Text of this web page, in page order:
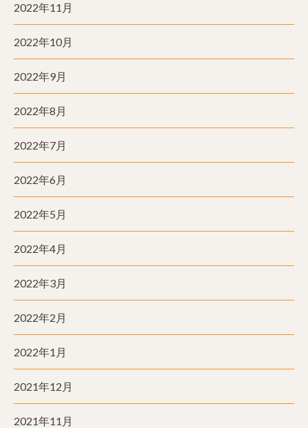
2022年11月
2022年10月
2022年9月
2022年8月
2022年7月
2022年6月
2022年5月
2022年4月
2022年3月
2022年2月
2022年1月
2021年12月
2021年11月